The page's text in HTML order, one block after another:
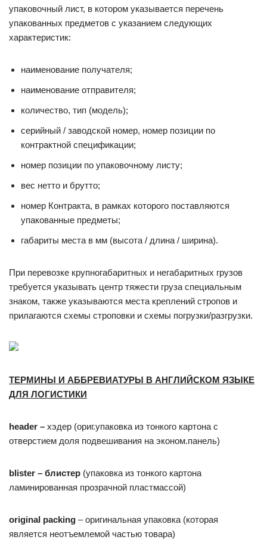
упаковочный лист, в котором указывается перечень
упакованных предметов с указанием следующих
характеристик:
наименование получателя;
наименование отправителя;
количество, тип (модель);
серийный / заводской номер, номер позиции по
контрактной спецификации;
номер позиции по упаковочному листу;
вес нетто и брутто;
номер Контракта, в рамках которого поставляются
упакованные предметы;
габариты места в мм (высота / длина / ширина).
При перевозке крупногабаритных и негабаритных грузов
требуется указывать центр тяжести груза специальным
знаком, также указываются места креплений стропов и
прилагаются схемы строповки и схемы погрузки/разгрузки.
ТЕРМИНЫ И АББРЕВИАТУРЫ В АНГЛИЙСКОМ ЯЗЫКЕ
ДЛЯ ЛОГИСТИКИ
header – хэдер (ориг.упаковка из тонкого картона с
отверстием доля подвешивания на эконом.панель)
blister – блистер (упаковка из тонкого картона
ламинированная прозрачной пластмассой)
original packing – оригинальная упаковка (которая
является неотъемлемой частью товара)